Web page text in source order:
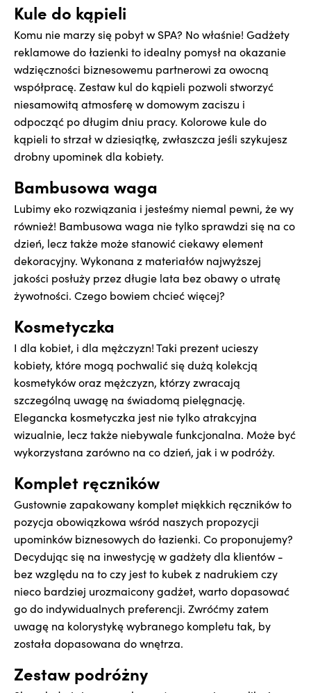
Kule do kąpieli
Komu nie marzy się pobyt w SPA? No właśnie! Gadżety
reklamowe do łazienki to idealny pomysł na okazanie
wdzięczności biznesowemu partnerowi za owocną
współpracę. Zestaw kul do kąpieli pozwoli stworzyć
niesamowitą atmosferę w domowym zaciszu i
odpocząć po długim dniu pracy. Kolorowe kule do
kąpieli to strzał w dziesiątkę, zwłaszcza jeśli szykujesz
drobny upominek dla kobiety.
Bambusowa waga
Lubimy eko rozwiązania i jesteśmy niemal pewni, że wy
również! Bambusowa waga nie tylko sprawdzi się na co
dzień, lecz także może stanowić ciekawy element
dekoracyjny. Wykonana z materiałów najwyższej
jakości posłuży przez długie lata bez obawy o utratę
żywotności. Czego bowiem chcieć więcej?
Kosmetyczka
I dla kobiet, i dla mężczyzn! Taki prezent ucieszy
kobiety, które mogą pochwalić się dużą kolekcją
kosmetyków oraz mężczyzn, którzy zwracają
szczególną uwagę na świadomą pielęgnację.
Elegancka kosmetyczka jest nie tylko atrakcyjna
wizualnie, lecz także niebywale funkcjonalna. Może być
wykorzystana zarówno na co dzień, jak i w podróży.
Komplet ręczników
Gustownie zapakowany komplet miękkich ręczników to
pozycja obowiązkowa wśród naszych propozycji
upominków biznesowych do łazienki. Co proponujemy?
Decydując się na inwestycję w gadżety dla klientów -
bez względu na to czy jest to kubek z nadrukiem czy
nieco bardziej urozmaicony gadżet, warto dopasować
go do indywidualnych preferencji. Zwróćmy zatem
uwagę na kolorystykę wybranego kompletu tak, by
została dopasowana do wnętrza.
Zestaw podróżny